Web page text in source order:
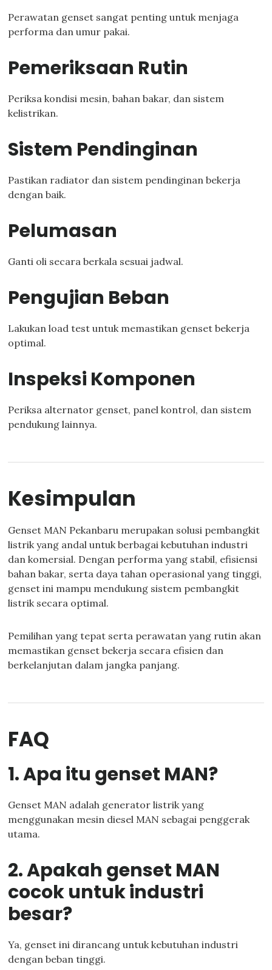
Perawatan genset sangat penting untuk menjaga
performa dan umur pakai.
Pemeriksaan Rutin
Periksa kondisi mesin, bahan bakar, dan sistem
kelistrikan.
Sistem Pendinginan
Pastikan radiator dan sistem pendinginan bekerja
dengan baik.
Pelumasan
Ganti oli secara berkala sesuai jadwal.
Pengujian Beban
Lakukan load test untuk memastikan genset bekerja
optimal.
Inspeksi Komponen
Periksa alternator genset, panel kontrol, dan sistem
pendukung lainnya.
Kesimpulan
Genset MAN Pekanbaru merupakan solusi pembangkit
listrik yang andal untuk berbagai kebutuhan industri
dan komersial. Dengan performa yang stabil, efisiensi
bahan bakar, serta daya tahan operasional yang tinggi,
genset ini mampu mendukung sistem pembangkit
listrik secara optimal.
Pemilihan yang tepat serta perawatan yang rutin akan
memastikan genset bekerja secara efisien dan
berkelanjutan dalam jangka panjang.
FAQ
1. Apa itu genset MAN?
Genset MAN adalah generator listrik yang
menggunakan mesin diesel MAN sebagai penggerak
utama.
2. Apakah genset MAN
cocok untuk industri
besar?
Ya, genset ini dirancang untuk kebutuhan industri
dengan beban tinggi.